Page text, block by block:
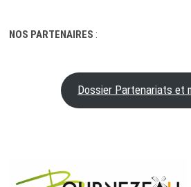
NOS PARTENAIRES :
Dossier Partenariats et